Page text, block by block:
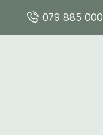
079 885 000